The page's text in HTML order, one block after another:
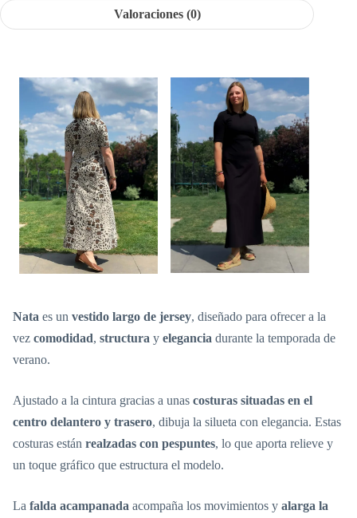
Valoraciones (0)
Nata es un vestido largo de jersey, diseñado para ofrecer a la
vez comodidad, structura y elegancia durante la temporada de
verano.
Ajustado a la cintura gracias a unas costuras situadas en el
centro delantero y trasero, dibuja la silueta con elegancia. Estas
costuras están realzadas con pespuntes, lo que aporta relieve y
un toque gráfico que estructura el modelo.
La falda acampanada acompaña los movimientos y alarga la